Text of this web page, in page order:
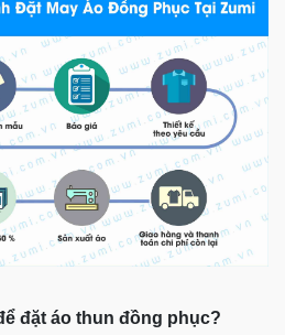
đặt áo thun đồng phục?